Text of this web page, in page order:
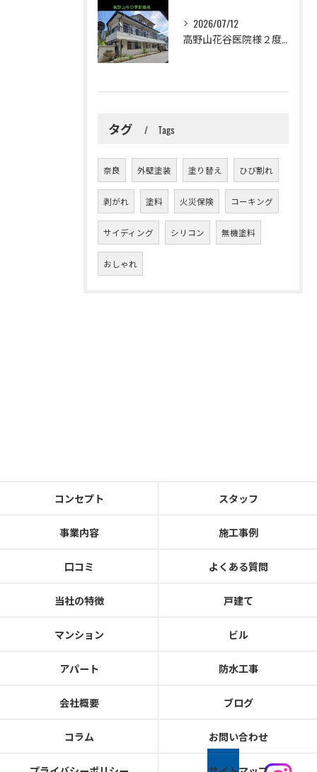
2026/07/12
高野山花谷医院様２度目のご依頼誠に有難うございました！😉✨2...
タグ Tags
奈良 外壁塗装 塗り替え ひび割れ
剥がれ 塗料 火災保険 コーキング
サイディング シリコン 無機塗料
おしゃれ
コンセプト スタッフ
事業内容 施工事例
口コミ よくある質問
当社の特徴 戸建て
マンション ビル
アパート 防水工事
会社概要 ブログ
コラム お問い合わせ